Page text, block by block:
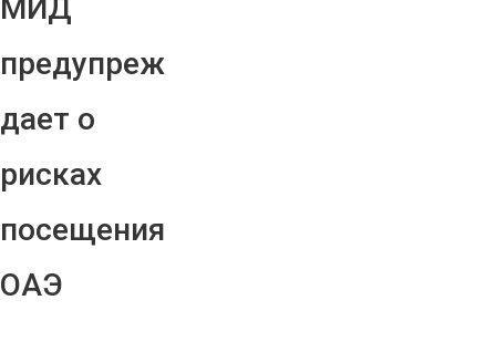
МИД
предупреж
дает о
рисках
посещения
ОАЭ